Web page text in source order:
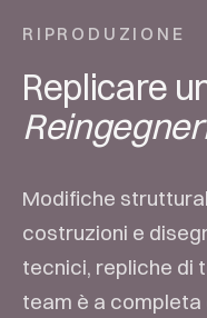
RIPRODUZIONE
Replicare
Modifiche
costruzioni e
tecnici, repliche di
team è a